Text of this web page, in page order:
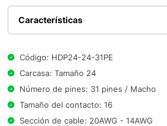
Características
Código: HDP24-24-31PE
Carcasa: Tamaño 24
Número de pines: 31 pines / Macho
Tamaño del contacto: 16
Sección de cable: 20AWG - 14AWG